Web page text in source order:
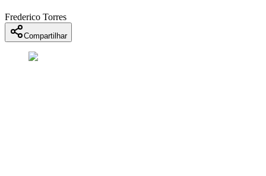
Frederico Torres
Compartilhar